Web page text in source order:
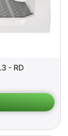
- RD